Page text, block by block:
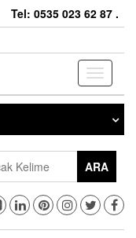
Tel: 0535 023 62 87 .
Toggle
ARA